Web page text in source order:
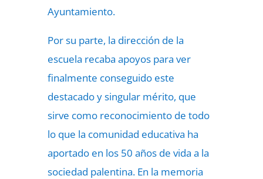
Ayuntamiento.
Por su parte, la dirección de la
escuela recaba apoyos para ver
finalmente conseguido este
destacado y singular mérito, que
sirve como reconocimiento de todo
lo que la comunidad educativa ha
aportado en los 50 años de vida a la
sociedad palentina. En la memoria